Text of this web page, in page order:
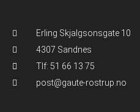
Erling Skjalgsonsgate 10
4307 Sandnes
Tlf: 51 66 13 75
post@gaute-rostrup.no